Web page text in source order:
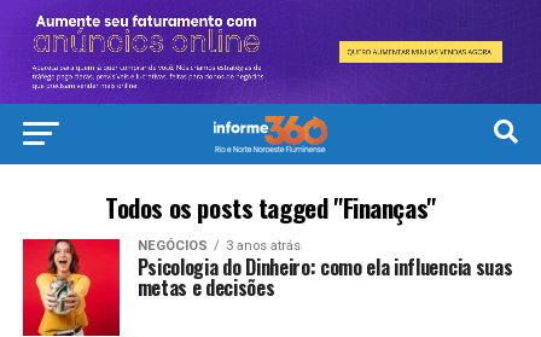
Todos os posts tagged "Finanças"
NEGÓCIOS 3 anos atrás
Psicologia do Dinheiro: como ela influencia suas
metas e decisões